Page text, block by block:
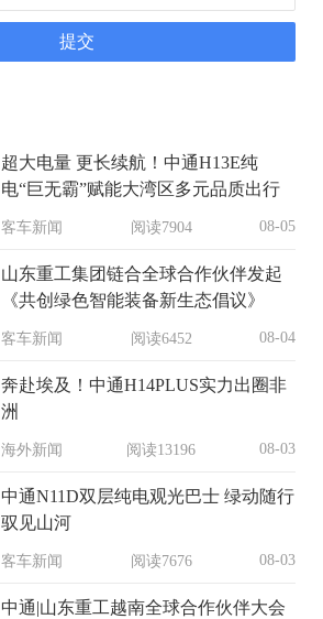
超大电量 更长续航！中通H13E纯
电“巨无霸”赋能大湾区多元品质出行
客车新闻 阅读7904 08-05
山东重工集团链合全球合作伙伴发起
《共创绿色智能装备新生态倡议》
客车新闻 阅读6452 08-04
奔赴埃及！中通H14PLUS实力出圈非
洲
海外新闻 阅读13196 08-03
中通N11D双层纯电观光巴士 绿动随行
驭见山河
客车新闻 阅读7676 08-03
中通|山东重工越南全球合作伙伴大会